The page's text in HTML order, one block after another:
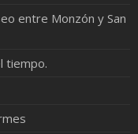
entre Monzón y San
tiempo.